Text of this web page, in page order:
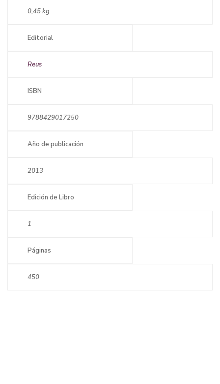
0,45 kg
Editorial
Reus
ISBN
9788429017250
Año de publicación
2013
Edición de Libro
1
Páginas
450